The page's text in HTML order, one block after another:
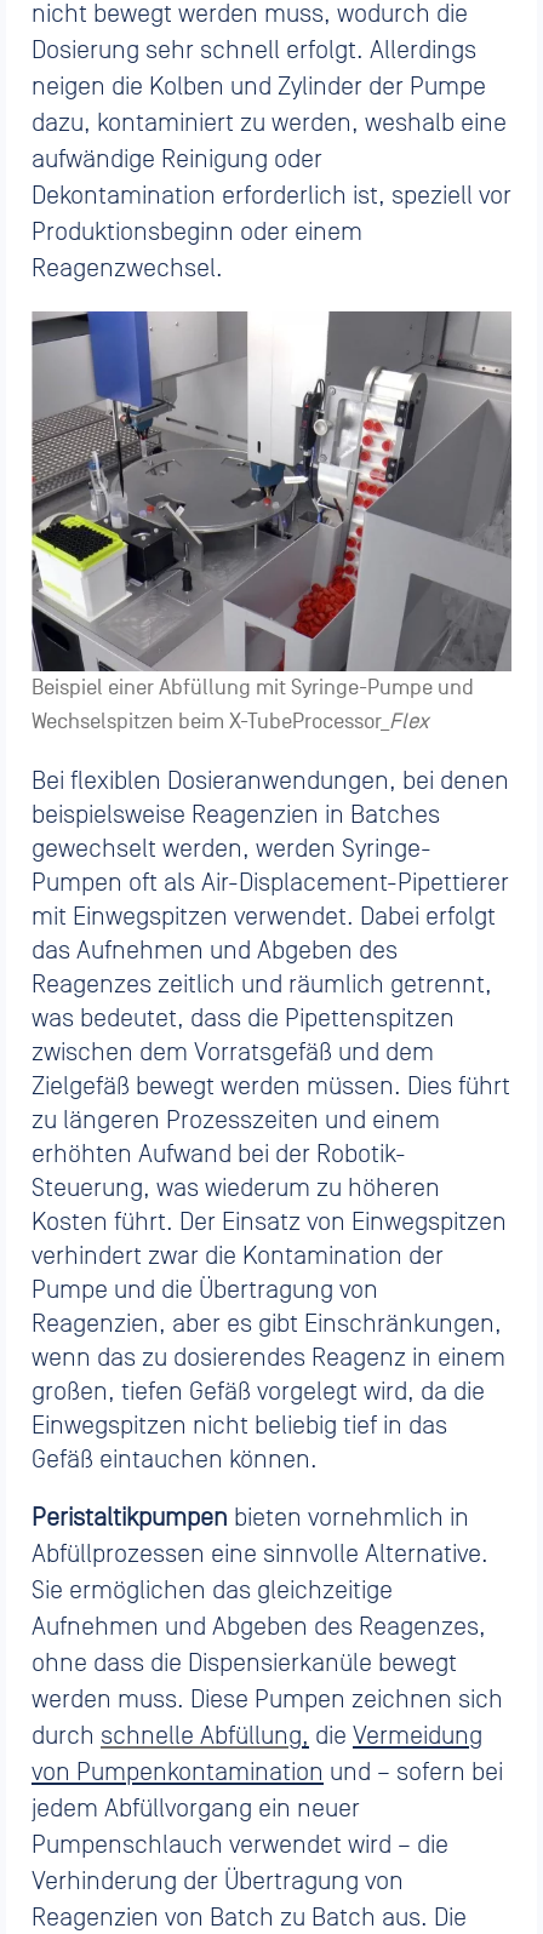
nicht bewegt werden muss, wodurch die
Dosierung sehr schnell erfolgt. Allerdings
neigen die Kolben und Zylinder der Pumpe
dazu, kontaminiert zu werden, weshalb eine
aufwändige Reinigung oder
Dekontamination erforderlich ist, speziell vor
Produktionsbeginn oder einem
Reagenzwechsel.
Beispiel einer Abfüllung mit Syringe-Pumpe und
Wechselspitzen beim X-TubeProcessor_ Flex
Bei flexiblen Dosieranwendungen, bei denen
beispielsweise Reagenzien in Batches
gewechselt werden, werden Syringe-
Pumpen oft als Air-Displacement-Pipettierer
mit Einwegspitzen verwendet. Dabei erfolgt
das Aufnehmen und Abgeben des
Reagenzes zeitlich und räumlich getrennt,
was bedeutet, dass die Pipettenspitzen
zwischen dem Vorratsgefäß und dem
Zielgefäß bewegt werden müssen. Dies führt
zu längeren Prozesszeiten und einem
erhöhten Aufwand bei der Robotik-
Steuerung, was wiederum zu höheren
Kosten führt. Der Einsatz von Einwegspitzen
verhindert zwar die Kontamination der
Pumpe und die Übertragung von
Reagenzien, aber es gibt Einschränkungen,
wenn das zu dosierendes Reagenz in einem
großen, tiefen Gefäß vorgelegt wird, da die
Einwegspitzen nicht beliebig tief in das
Gefäß eintauchen können.
Peristaltikpumpen bieten vornehmlich in
Abfüllprozessen eine sinnvolle Alternative.
Sie ermöglichen das gleichzeitige
Aufnehmen und Abgeben des Reagenzes,
ohne dass die Dispensierkanüle bewegt
werden muss. Diese Pumpen zeichnen sich
durch schnelle Abfüllung, die Vermeidung
von Pumpenkontamination und – sofern bei
jedem Abfüllvorgang ein neuer
Pumpenschlauch verwendet wird – die
Verhinderung der Übertragung von
Reagenzien von Batch zu Batch aus. Die